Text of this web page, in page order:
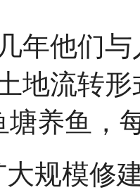
年他们
地流转
塘养鱼，
大规模修